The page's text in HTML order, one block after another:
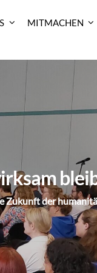
MITMACHEN
Zukunft der